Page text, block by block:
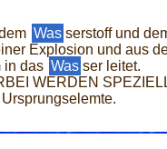
Was serstoff und
Explosion und aus
in das Was ser leitet.
WERDEN